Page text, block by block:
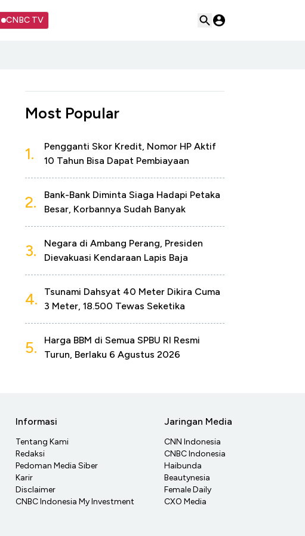
CNBC TV
Most Popular
1.
Pengganti Skor Kredit, Nomor HP Aktif
10 Tahun Bisa Dapat Pembiayaan
2.
Bank-Bank Diminta Siaga Hadapi Petaka
Besar, Korbannya Sudah Banyak
3.
Negara di Ambang Perang, Presiden
Dievakuasi Kendaraan Lapis Baja
4.
Tsunami Dahsyat 40 Meter Dikira Cuma
3 Meter, 18.500 Tewas Seketika
5.
Harga BBM di Semua SPBU RI Resmi
Turun, Berlaku 6 Agustus 2026
Informasi
Tentang Kami
Redaksi
Pedoman Media Siber
Karir
Disclaimer
CNBC Indonesia My Investment
Jaringan Media
CNN Indonesia
CNBC Indonesia
Haibunda
Beautynesia
Female Daily
CXO Media